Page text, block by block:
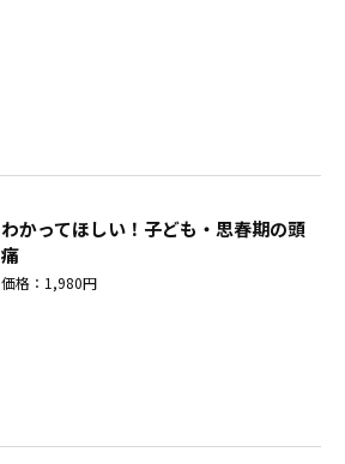
わかってほしい！子ども・思春期の頭
痛
価格：1,980円